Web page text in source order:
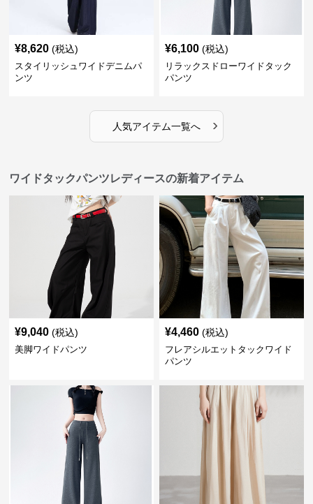
¥8,620 (税込)
スタイリッシュワイドデニムパ
ンツ
¥6,100 (税込)
リラックスドローワイドタック
パンツ
人気アイテム一覧へ ›
ワイドタックパンツレディースの新着アイテム
¥9,040 (税込)
美脚ワイドパンツ
¥4,460 (税込)
フレアシルエットタックワイド
パンツ